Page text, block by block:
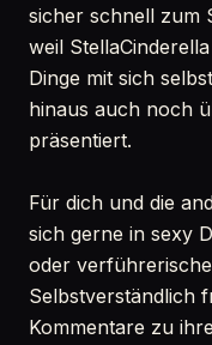
sicher schnell zum
weil
Dinge mit sich
hinaus auch noch
präsentiert.
Für dich und die
sich gerne in sexy
oder
Selbstverständlich
Kommentare zu